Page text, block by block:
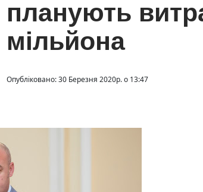
планують
мільйона
Опубліковано: 30 Березня 2020р. о 13:47